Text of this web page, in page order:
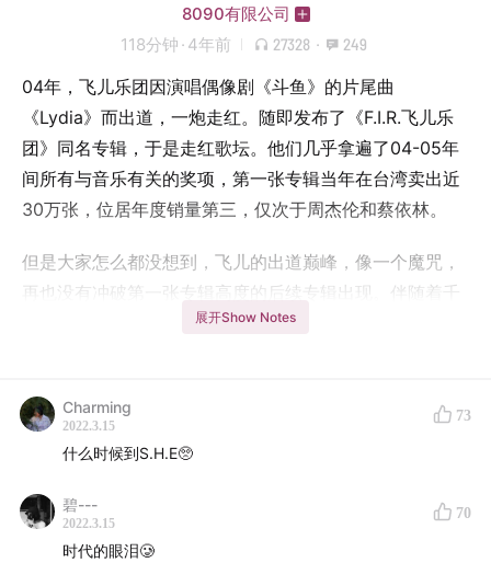
8090有限公司
118分钟 · 4年前 27328 · 249
04年，飞儿乐团因演唱偶像剧《斗鱼》的片尾曲
《Lydia》而出道，一炮走红。随即发布了《F.I.R.飞儿乐
团》同名专辑，于是走红歌坛。他们几乎拿遍了04-05年
间所有与音乐有关的奖项，第一张专辑当年在台湾卖出近
30万张，位居年度销量第三，仅次于周杰伦和蔡依林。
但是大家怎么都没想到，飞儿的出道巅峰，像一个魔咒，
再也没有冲破第一张专辑高度的后续专辑出现。伴随着千
禧一代们，从进入学校到走入社会，飞儿从原来的三人，
这期节目，我邀请到一位，飞儿乐团的铁粉小讷，让他来
给我们讲讲他心目中的飞儿，以及当我们都不再关注飞儿
时，我们遗漏掉了哪些飞儿的好歌。
Shownotes：
展开Show Notes
Charming
2022.3.15
73
什么时候到S.H.E🥺
碧---
2022.3.15
70
时代的眼泪🥲